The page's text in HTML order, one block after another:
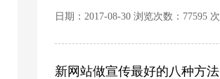
要
日期：2017-08-30 浏览次数：77595 次
新网站做宣传最好的八种方